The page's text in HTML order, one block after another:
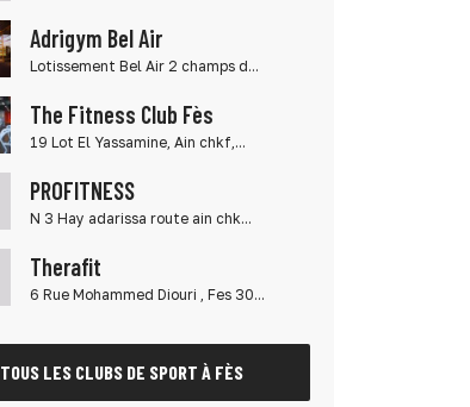
Adrigym Bel Air
Lotissement Bel Air 2 champs d...
The Fitness Club Fès
19 Lot El Yassamine, Ain chkf,...
PROFITNESS
N 3 Hay adarissa route ain chk...
Therafit
6 Rue Mohammed Diouri , Fes 30...
TOUS LES CLUBS DE SPORT À FÈS